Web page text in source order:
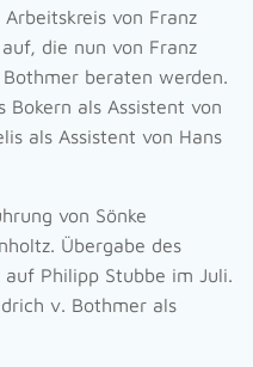
von Franz
die nun von Franz
beraten werden.
Bokern als Assistent von
als Assistent von Hans
von Sönke
Übergabe des
auf Philipp Stubbe im Juli.
v. Bothmer als